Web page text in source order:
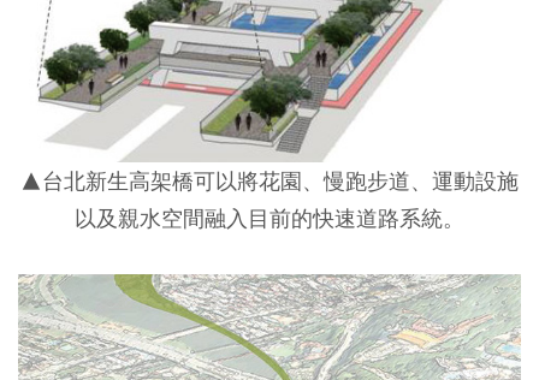
▲台北新生高架橋可以將花園、慢跑步道、運動設施
以及親水空間融入目前的快速道路系統。